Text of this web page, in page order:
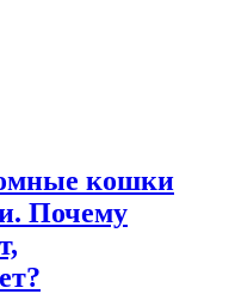
кошки
Почему